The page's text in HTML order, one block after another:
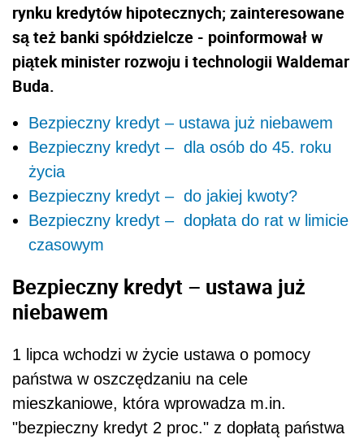
rynku kredytów hipotecznych; zainteresowane
są też banki spółdzielcze - poinformował w
piątek minister rozwoju i technologii Waldemar
Buda.
Bezpieczny kredyt – ustawa już niebawem
Bezpieczny kredyt – dla osób do 45. roku
życia
Bezpieczny kredyt – do jakiej kwoty?
Bezpieczny kredyt – dopłata do rat w limicie
czasowym
Bezpieczny kredyt – ustawa już
niebawem
1 lipca wchodzi w życie ustawa o pomocy
państwa w oszczędzaniu na cele
mieszkaniowe, która wprowadza m.in.
"bezpieczny kredyt 2 proc." z dopłatą państwa